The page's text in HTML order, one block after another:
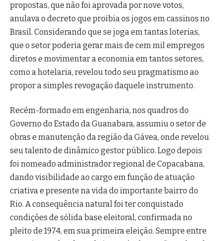
propostas, que não foi aprovada por nove votos,
anulava o decreto que proibia os jogos em cassinos no
Brasil. Considerando que se joga em tantas loterias,
que o setor poderia gerar mais de cem mil empregos
diretos e movimentar a economia em tantos setores,
como a hotelaria, revelou todo seu pragmatismo ao
propor a simples revogação daquele instrumento.
Recém-formado em engenharia, nos quadros do
Governo do Estado da Guanabara, assumiu o setor de
obras e manutenção da região da Gávea, onde revelou
seu talento de dinâmico gestor público. Logo depois
foi nomeado administrador regional de Copacabana,
dando visibilidade ao cargo em função de atuação
criativa e presente na vida do importante bairro do
Rio. A consequência natural foi ter conquistado
condições de sólida base eleitoral, confirmada no
pleito de 1974, em sua primeira eleição. Sempre entre